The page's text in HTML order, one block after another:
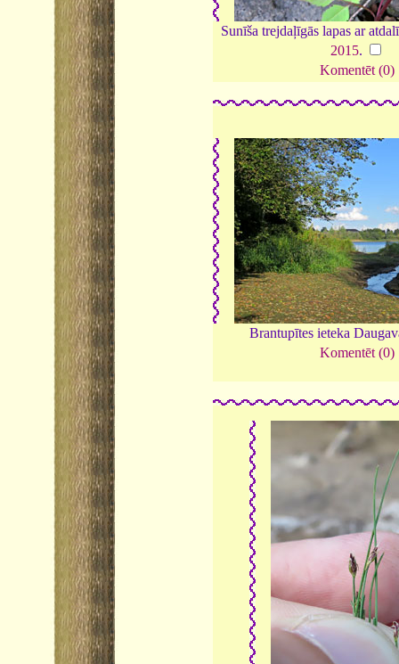
Sunīša trejdaļīgās lapas ar
2015.
Komentēt (0)
Brantupītes ieteka
Komentēt (0)